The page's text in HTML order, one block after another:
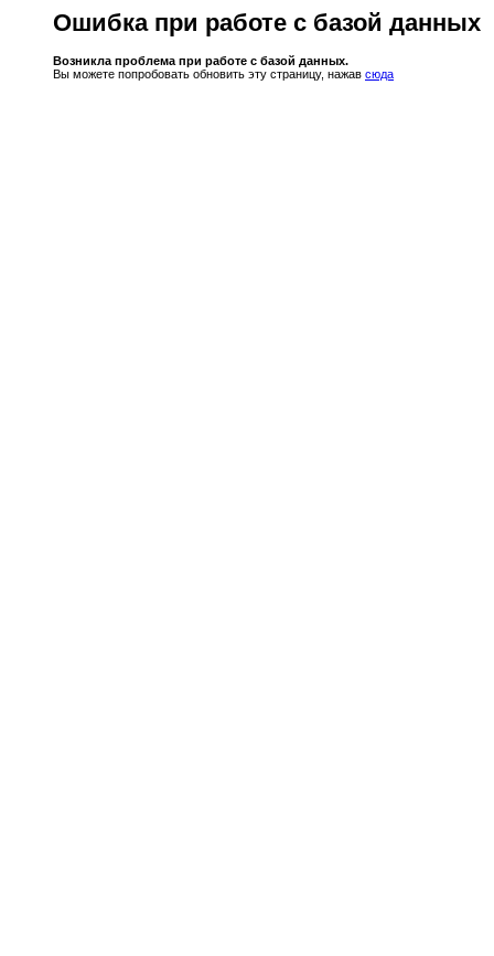
Ошибка при работе с базой данных
Возникла проблема при работе с базой данных.
Вы можете попробовать обновить эту страницу, нажав сюда